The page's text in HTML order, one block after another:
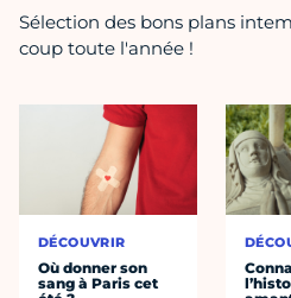
Sélection des bons plans
coup toute l'année !
DÉCOUVRIR
Où donner son
sang à Paris cet